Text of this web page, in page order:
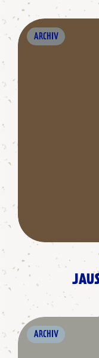
ARCHIV
ARCHIV